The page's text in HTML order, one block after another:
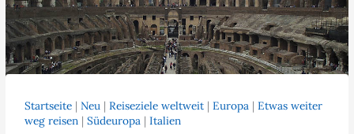
Startseite |Neu |Reiseziele weltweit |Europa |Etwas weiter
weg reisen |Südeuropa |Italien